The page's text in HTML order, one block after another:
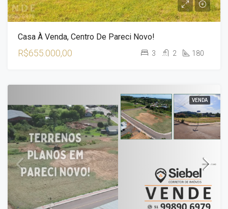
Casa À Venda, Centro De Pareci Novo!
R$655.000,00 3 2 180
VENDA